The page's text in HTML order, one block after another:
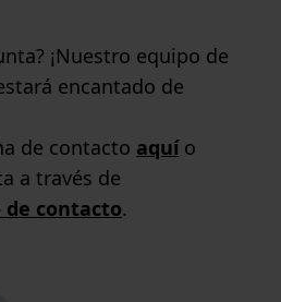
¡Nuestro equipo de
encantado de
de contacto aquío
a través de
contacto.